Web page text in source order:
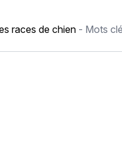
races de chien - Mots